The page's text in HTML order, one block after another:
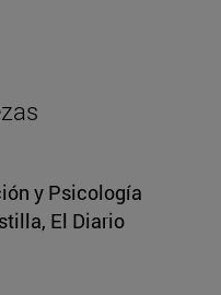
y Psicología
El Diario